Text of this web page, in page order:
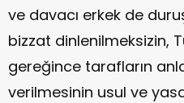
ve davacı erkek de
bizzat dinlenilmeksizin,
gereğince tarafların
verilmesinin usul ve